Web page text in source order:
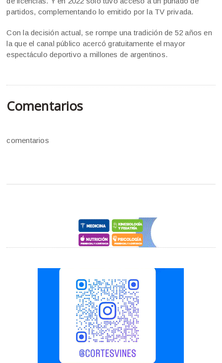
partidos, complementando lo emitido por la TV privada.
Con la decisión actual, se rompe una tradición de 52 años en
la que el canal público acercó gratuitamente el mayor
espectáculo deportivo a millones de argentinos.
Comentarios
comentarios